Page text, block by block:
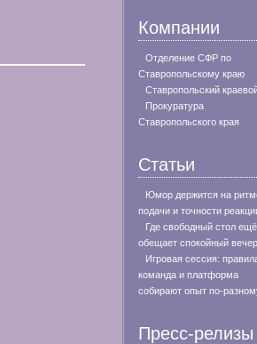
Компании
Отделение СФР по
Ставропольскому краю
Ставропольский
Прокуратура
Ставропольского края
Статьи
Юмор держится на
подачи и точности
Где свободный стол
обещает спокойный вечер
Игровая сессия:
команда и платформа
собирают опыт по-
Пресс-релизы